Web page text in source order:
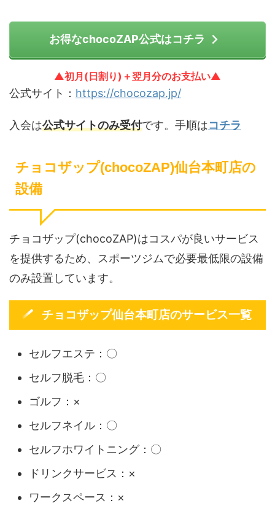
お得なchocoZAP公式はコチラ
▲初月(日割り)＋翌月分のお支払い▲
公式サイト： https://chocozap.jp/
入会は公式サイトのみ受付です。手順はコチラ
チョコザップ(chocoZAP)仙台本町店の
設備
チョコザップ(chocoZAP)はコスパが良いサービス
を提供するため、スポーツジムで必要最低限の設備
のみ設置しています。
チョコザップ仙台本町店のサービス一覧
セルフエステ：〇
セルフ脱毛：〇
ゴルフ：×
セルフネイル：〇
セルフホワイトニング：〇
ドリンクサービス：×
ワークスペース：×